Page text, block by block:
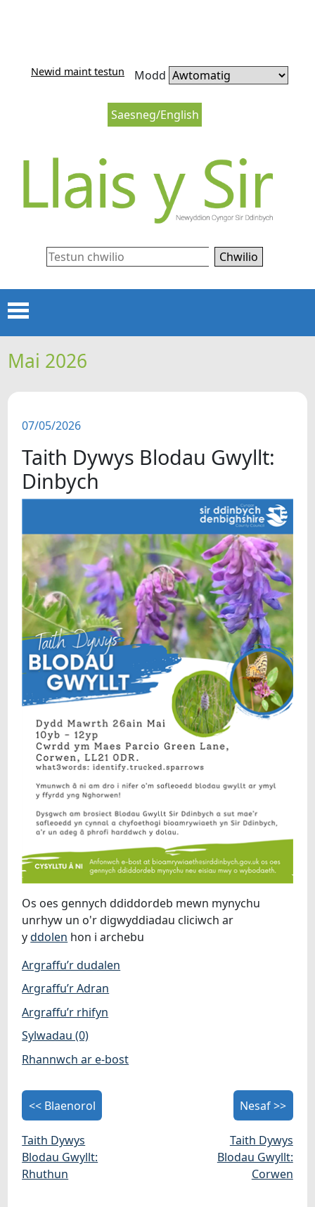
Saesneg/English
Newid maint testun Modd
Chwilio
CARTREF
ERTHYGLAU
CIPOLWG
FIDEOS
BE SY' MLAEN
Mai 2026
07/05/2026
Taith Dywys Blodau Gwyllt:
Dinbych
Os oes gennych ddiddordeb mewn mynychu
unrhyw un o'r digwyddiadau cliciwch ar
yddolen hon i archebu
Argraffu’r dudalen
Argraffu’r Adran
Argraffu’r rhifyn
Sylwadau (0)
Rhannwch ar e-bost
<< Blaenorol
Taith Dywys
Blodau Gwyllt:
Rhuthun
Nesaf >>
Taith Dywys
Blodau Gwyllt:
Corwen